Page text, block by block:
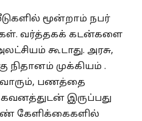
மூன்றாம் நபர்
வர்த்தகக் கடன்களை
கூடாது. அரசு,
நிதானம் முக்கியம் .
பணத்தை
கவனத்துடன் இருப்பது
கேளிக்கைகளில்